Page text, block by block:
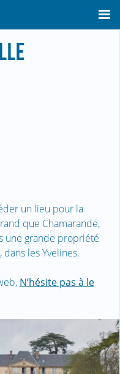
un lieu pour la
que Chamarande,
une grande propriété
les Yvelines.
N’hésite pas à le